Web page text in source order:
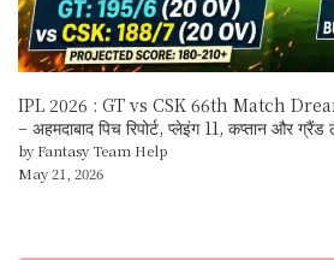
IPL 2026 : GT vs CSK 66th Match
– अहमदाबाद पिच रिपोर्ट, प्लेइंग 11, कप्तान और
by Fantasy Team Help
May 21, 2026